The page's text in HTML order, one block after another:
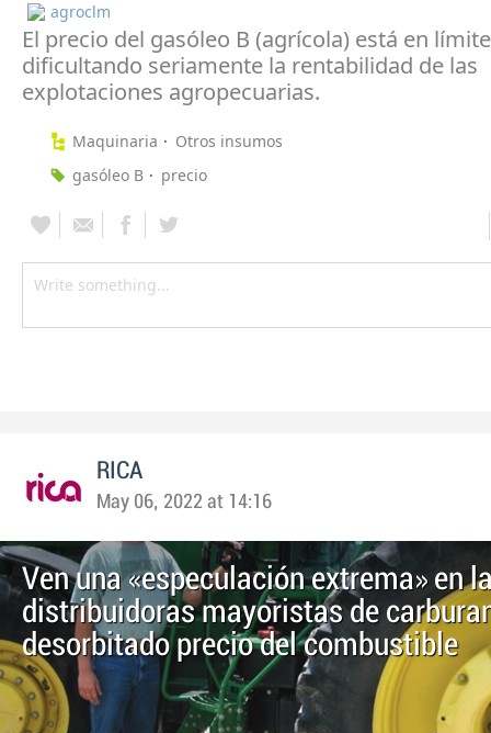
agroclm
El precio del gasóleo B (agrícola) está en
dificultando seriamente la rentabilidad de las
explotaciones agropecuarias.
Maquinaria
Otros insumos
gasóleo B
precio
RICA
May 06, 2022 at 14:16
Ven una «especulación extrema» en
distribuidoras mayoristas de
desorbitado precio del combustible